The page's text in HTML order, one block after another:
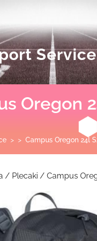
Service
Oregon
> > Campus Oregon 24l
/ Plecaki / Campus